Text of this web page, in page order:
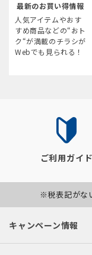
最新のお買い得情報
人気アイテムやおす
すめ商品などの“おト
ク“が満載のチラシが
Webでも見られる！
ご利用ガイド
※税表記がな
キャンペーン情報